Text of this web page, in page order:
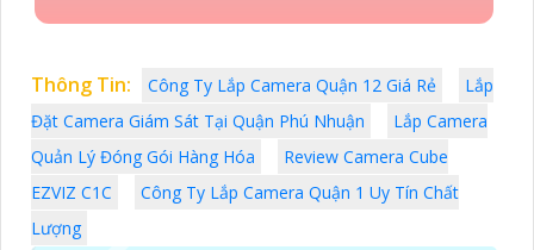
Thông Tin: Công Ty Lắp Camera Quận 12 Giá Rẻ
Lắp
Đặt Camera Giám Sát Tại Quận Phú Nhuận
Lắp Camera
Quản Lý Đóng Gói Hàng Hóa
Review Camera Cube
EZVIZ C1C
Công Ty Lắp Camera Quận 1 Uy Tín Chất
Lượng